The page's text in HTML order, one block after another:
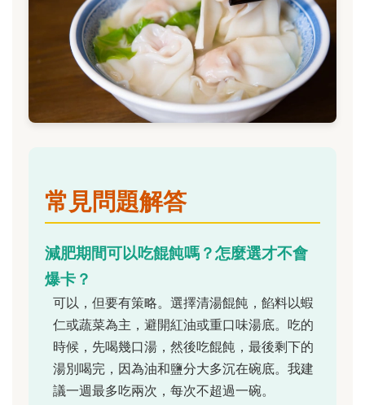
常見問題解答
減肥期間可以吃餛飩嗎？怎麼選才不會
爆卡？
可以，但要有策略。選擇清湯餛飩，餡料以蝦
仁或蔬菜為主，避開紅油或重口味湯底。吃的
時候，先喝幾口湯，然後吃餛飩，最後剩下的
湯別喝完，因為油和鹽分大多沉在碗底。我建
議一週最多吃兩次，每次不超過一碗。